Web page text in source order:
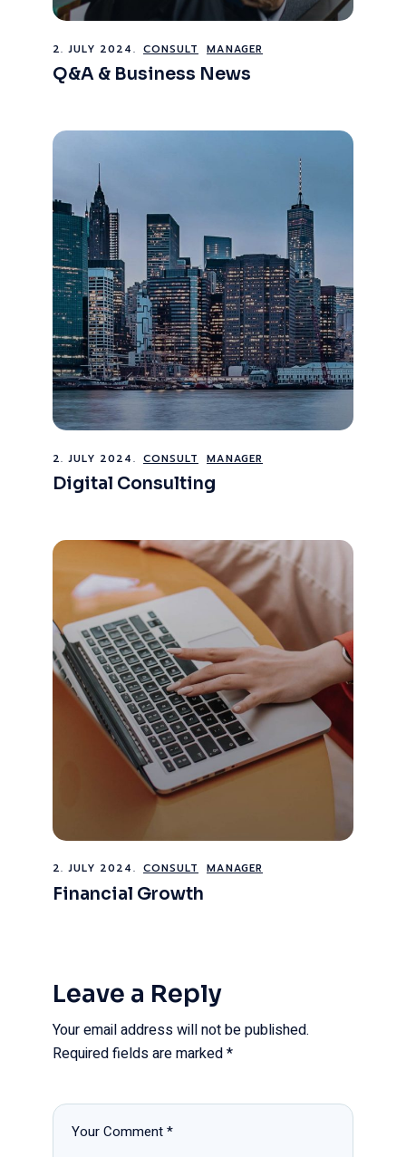
2. JULY 2024. CONSULT MANAGER
Q&A & Business News
2. JULY 2024. CONSULT MANAGER
Digital Consulting
2. JULY 2024. CONSULT MANAGER
Financial Growth
Leave a Reply
Your email address will not be published.
Required fields are marked*